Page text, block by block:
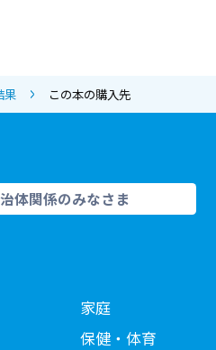
果 この本の購入先
体関係のみなさま
家庭
保健・体育